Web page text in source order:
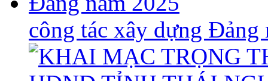
công tác xây dựng Đảng